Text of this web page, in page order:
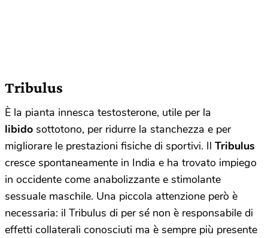
Tribulus
È la pianta innesca testosterone, utile per la
libido sottotono, per ridurre la stanchezza e per
migliorare le prestazioni fisiche di sportivi. Il Tribulus
cresce spontaneamente in India e ha trovato impiego
in occidente come anabolizzante e stimolante
sessuale maschile. Una piccola attenzione però è
necessaria: il Tribulus di per sé non è responsabile di
effetti collaterali conosciuti ma è sempre più presente